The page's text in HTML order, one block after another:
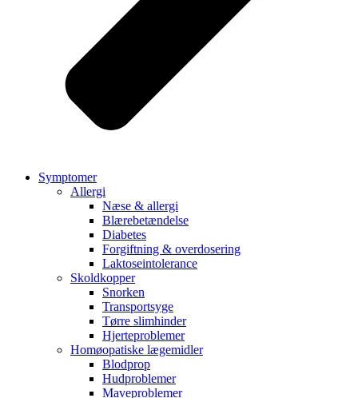
Symptomer
Allergi
Næse & allergi
Blærebetændelse
Diabetes
Forgiftning & overdosering
Laktoseintolerance
Skoldkopper
Snorken
Transportsyge
Tørre slimhinder
Hjerteproblemer
Homøopatiske lægemidler
Blodprop
Hudproblemer
Maveproblemer